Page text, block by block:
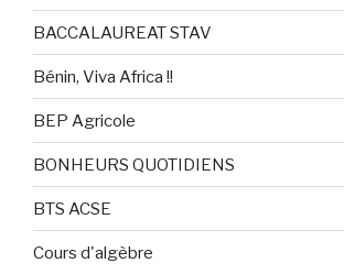
BACCALAUREAT STAV
Bénin, Viva Africa !!
BEP Agricole
BONHEURS QUOTIDIENS
BTS ACSE
Cours d'algèbre